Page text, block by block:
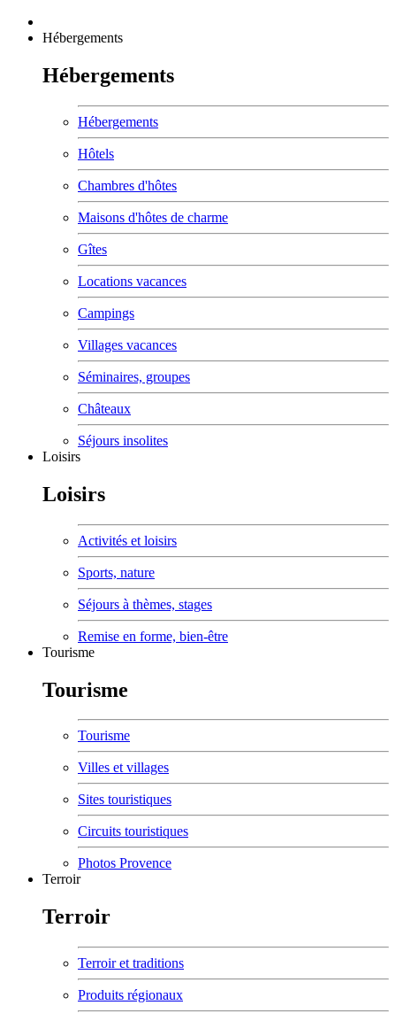
Hébergements
Hébergements
Hébergements
Hôtels
Chambres d'hôtes
Maisons d'hôtes de charme
Gîtes
Locations vacances
Campings
Villages vacances
Séminaires, groupes
Châteaux
Séjours insolites
Loisirs
Loisirs
Activités et loisirs
Sports, nature
Séjours à thèmes, stages
Remise en forme, bien-être
Tourisme
Tourisme
Tourisme
Villes et villages
Sites touristiques
Circuits touristiques
Photos Provence
Terroir
Terroir
Terroir et traditions
Produits régionaux